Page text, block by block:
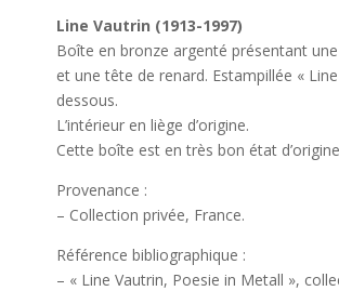
Line Vautrin (1913-1997)
Boîte en bronze argenté présentant
et une tête de renard. Estampillée «
dessous.
L’intérieur en liège d’origine.
Cette boîte est en très bon état
Provenance :
– Collection privée, France.
Référence bibliographique :
– « Line Vautrin, Poesie in Metall »,